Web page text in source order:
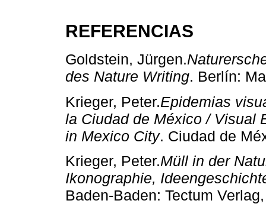
REFERENCIAS
Goldstein, Jürgen.
des Nature Writing. Berlín:
Krieger, Peter.Epidemias
la Ciudad de México / Visual
in Mexico City. Ciudad de
Krieger, Peter.Müll in der
Ikonographie,
Baden-Baden: Tectum